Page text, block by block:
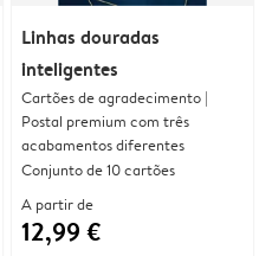
Linhas douradas
inteligentes
Cartões de agradecimento |
Postal premium com três
acabamentos diferentes
Conjunto de 10 cartões
A partir de
12,99 €